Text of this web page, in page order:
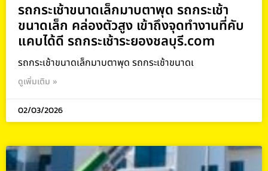
รถกระเช้าขนาดเล็กมาบตาพุด รถกระเช้า
ขนาดเล็ก คล่องตัวสูง เข้าถึงจุดทำงานที่คับ
แคบได้ดี รถกระเช้าระยองชลบุรี.com
รถกระเช้าขนาดเล็กมาบตาพุด รถกระเช้าขนาดเ
ดูเพิ่มเติม »
02/03/2026